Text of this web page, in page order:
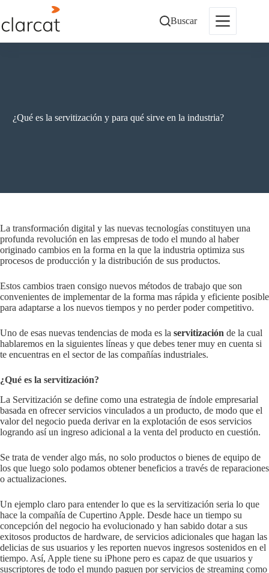
contenido
Buscar
¿Qué es la servitización y para qué sirve en la industria?
La transformación digital y las nuevas tecnologías constituyen una
profunda revolución en las empresas de todo el mundo al haber
originado cambios en la forma en la que la industria optimiza sus
procesos de producción y la distribución de sus productos.
Estos cambios traen consigo nuevos métodos de trabajo que son
convenientes de implementar de la forma mas rápida y eficiente posible
para adaptarse a los nuevos tiempos y no perder poder competitivo.
Uno de esas nuevas tendencias de moda es la servitización de la cual
hablaremos en la siguientes líneas y que debes tener muy en cuenta si
te encuentras en el sector de las compañías industriales.
¿Qué es la servitización?
La Servitización se define como una estrategia de índole empresarial
basada en ofrecer servicios vinculados a un producto, de modo que el
valor del negocio pueda derivar en la explotación de esos servicios
logrando así un ingreso adicional a la venta del producto en cuestión.
Se trata de vender algo más, no solo productos o bienes de equipo de
los que luego solo podamos obtener beneficios a través de reparaciones
o actualizaciones.
Un ejemplo claro para entender lo que es la servitización seria lo que
hace la compañía de Cupertino Apple. Desde hace un tiempo su
concepción del negocio ha evolucionado y han sabido dotar a sus
exitosos productos de hardware, de servicios adicionales que hagan las
delicias de sus usuarios y les reporten nuevos ingresos sostenidos en el
tiempo. Así, Apple tiene su iPhone pero es capaz de que usuarios y
suscriptores de todo el mundo paguen por servicios de streaming como